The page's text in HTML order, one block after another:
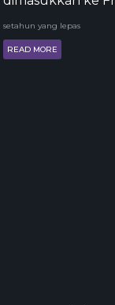
setahun yang lepas
READ MORE